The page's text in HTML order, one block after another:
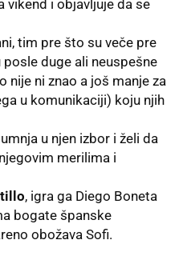
vikend i objavljuje da se
tim pre što su veče pre
duge ali neuspešne
nije ni znao a još manje za
u komunikaciji) koju njih
u njen izbor i želi da
merilima i
, igra ga Diego Boneta
bogate španske
obožava Sofi.